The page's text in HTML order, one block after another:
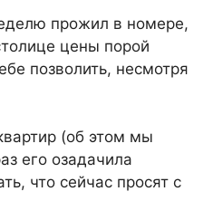
прожил в номере,
цены порой
позволить, несмотря
(об этом мы
его озадачила
что сейчас просят с